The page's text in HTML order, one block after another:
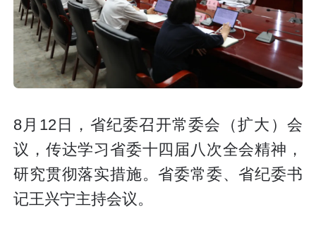
8月12日，省纪委召开常委会（扩大）会
议，传达学习省委十四届八次全会精神，
研究贯彻落实措施。省委常委、省纪委书
记王兴宁主持会议。